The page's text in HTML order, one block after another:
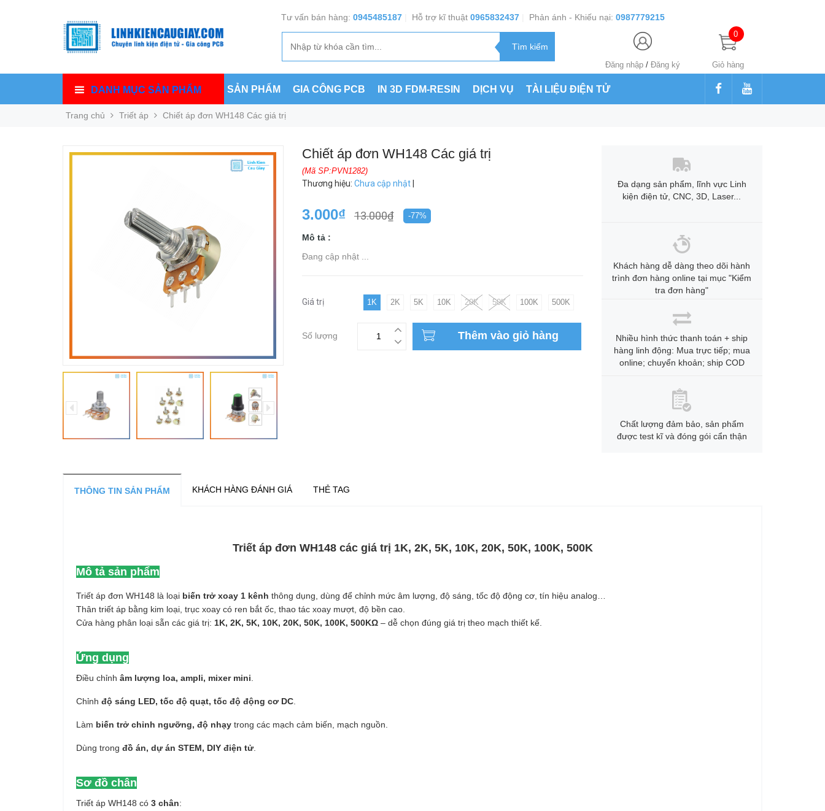
Tư vấn bán hàng: 0945485187| Hỗ trợ kĩ thuật 0965832437| Phản ánh - Khiếu nại: 0987779215
Đăng nhập/ Đăng ký Giỏ hàng
0
DANH MỤC SẢN PHẨM SẢN PHẨM GIA CÔNG PCB IN 3D FDM-RESIN DỊCH VỤ TÀI LIỆU ĐIỆN TỬ
Trang chủ Triết áp Chiết áp đơn WH148 Các giá trị
Chiết áp đơn WH148 Các giá trị
(Mã SP:PVN1282)
Thương hiệu: Chưa cập nhật
3.000₫ 13.000₫ -77%
Mô tả :
Đang cập nhật ...
Giá trị 1K 2K 5K 10K 20K 50K 100K 500K
Số lượng Thêm vào giỏ hàng
Đa dạng sản phẩm, lĩnh vực Linh
kiện điện tử, CNC, 3D, Laser...
Khách hàng dễ dàng theo dõi hành
trình đơn hàng online tại mục "Kiểm
tra đơn hàng"
Nhiều hình thức thanh toán + ship
hàng linh động: Mua trực tiếp; mua
online; chuyển khoản; ship COD
Chất lượng đảm bảo, sản phẩm
được test kĩ và đóng gói cẩn thận
THÔNG TIN SẢN PHẨM KHÁCH HÀNG ĐÁNH GIÁ THẺ TAG
Triết áp đơn WH148 các giá trị 1K, 2K, 5K, 10K, 20K, 50K, 100K, 500K
Mô tả sản phẩm
Triết áp đơn WH148 là loại biến trở xoay 1 kênh thông dụng, dùng để chỉnh mức âm lượng, độ sáng, tốc độ động cơ, tín hiệu analog…
Thân triết áp bằng kim loại, trục xoay có ren bắt ốc, thao tác xoay mượt, độ bền cao.
Cửa hàng phân loại sẵn các giá trị: 1K, 2K, 5K, 10K, 20K, 50K, 100K, 500KΩ – dễ chọn đúng giá trị theo mạch thiết kế.
Ứng dụng
Điều chỉnh âm lượng loa, ampli, mixer mini
Chỉnh độ sáng LED, tốc độ quạt, tốc độ động cơ DC
Làm biến trở chỉnh ngưỡng, độ nhạy trong các mạch cảm biến, mạch nguồn.
Dùng trong đồ án, dự án STEM, DIY điện tử.
Sơ đồ chân
Triết áp WH148 có 3 chân: